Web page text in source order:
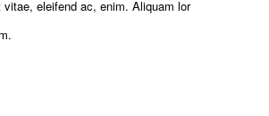
eleifend ac, enim. Aliquam lor